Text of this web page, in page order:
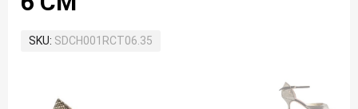
SKU SDCH001RCT06.35